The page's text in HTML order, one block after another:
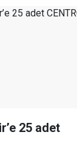
25 adet